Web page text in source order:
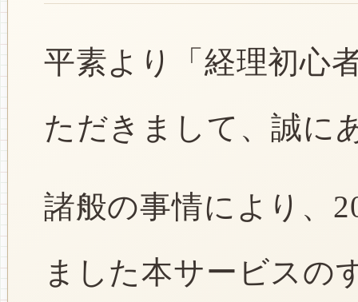
平素より「経理初心
ただきまして、誠に
諸般の事情により、
ました本サービスの